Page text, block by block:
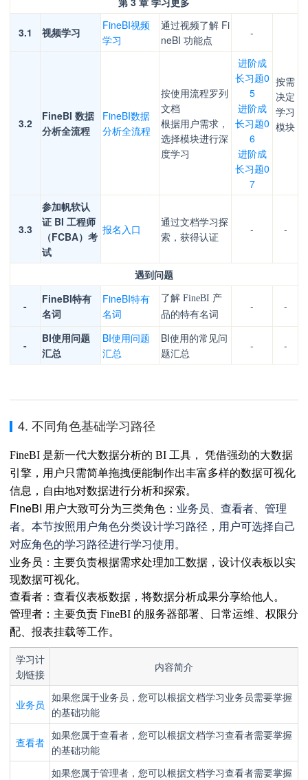
3.1 视频学习
FineBI视频
学习
通过视频了解 Fi
neBI 功能点
-
按需
决定
学习
模块
3.2
FineBI 数据
分析全流程
FineBI数据
分析全流程
按使用流程罗列
文档
根据用户需求，
选择模块进行深
度学习
进阶成
长习题0
5
进阶成
长习题0
6
进阶成
长习题0
7
3.3
参加帆软认
证 BI 工程师
（FCBA）考
试
报名入口
通过文档学习探
索，获得认证
- -
遇到问题
-
FineBI特有
名词
FineBI特有
名词
了解 FineBI 产
品的特有名词
- -
-
BI使用问题
汇总
BI使用问题
汇总
BI使用的常见问
题汇总
- -
4. 不同角色基础学习路径
FineBI 是新一代大数据分析的 BI 工具， 凭借强劲的大数据
引擎，用户只需简单拖拽便能制作出丰富多样的数据可视化
信息，自由地对数据进行分析和探索。
FineBI 用户大致可分为三类角色： 业务员、查看者、管理
者。本节按照用户角色分类设计学习路径，用户可选择自己
对应角色的学习路径进行学习使用。
业务员：主要负责根据需求处理加工数据，设计仪表板以实
现数据可视化。
查看者：查看仪表板数据，将数据分析成果分享给他人。
管理者： 主要负责 FineBI 的服务器部署、日常运维、权限分
配、报表挂载等工作。
学习计
划链接
内容简介
业务员
如果您属于业务员，您可以根据文档学习业务员需要掌握
的基础功能
查看者
如果您属于查看者，您可以根据文档学习查看者需要掌握
的基础功能
如果您属于管理者，您可以根据文档学习查看者需要掌握